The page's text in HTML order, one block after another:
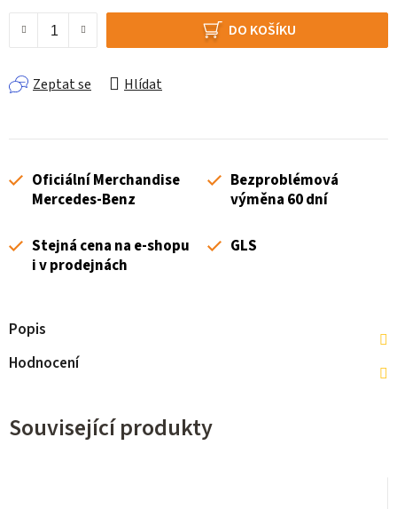
DO KOŠÍKU
Zeptat se Hlídat
Oficiální Merchandise
Mercedes-Benz
Bezproblémová
výměna 60 dní
Stejná cena na e-shopu
i v prodejnách
GLS
Popis
Hodnocení
Související produkty